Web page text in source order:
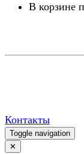
В корзине
Контакты
Toggle navigation
✕